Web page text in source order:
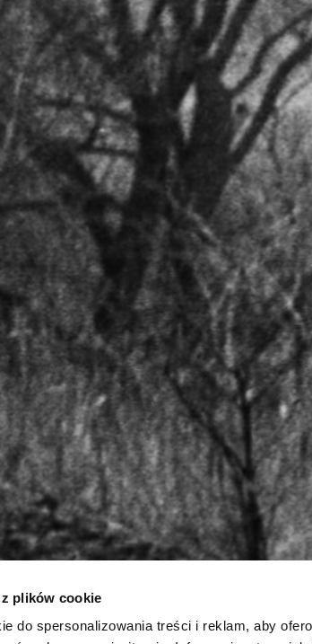
plików cookie
do spersonalizowania treści i reklam, aby